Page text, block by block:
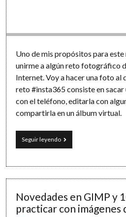
Uno de mis propósitos para este
unirme a algún reto fotográfico
Internet. Voy a hacer una foto al
reto #insta365 consiste en
con el teléfono, editarla con
compartirla en un álbum virtual.
Seguir leyendoHaz
una
al
móvil
durante
Novedades en GIMP y
practicar con imágenes